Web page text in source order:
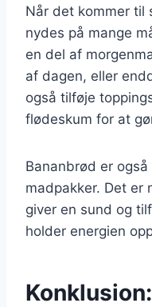
Når det kommer til
nydes på mange
en del af
af dagen, eller
også tilføje
flødeskum for at
Bananbrød er
madpakker. Det er
giver en sund og
holder energien